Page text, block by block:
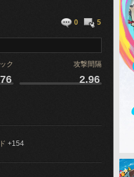
0 5
ク 攻撃間隔
2.96
+154